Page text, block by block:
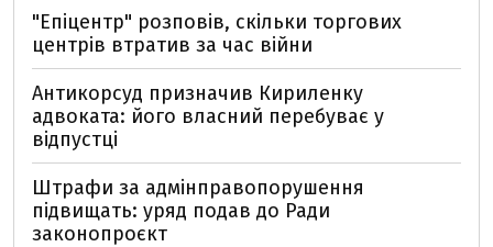
"Епіцентр" розповів, скільки торгових
центрів втратив за час війни
Антикорсуд призначив Кириленку
адвоката: його власний перебуває у
відпустці
Штрафи за адмінправопорушення
підвищать: уряд подав до Ради
законопроєкт